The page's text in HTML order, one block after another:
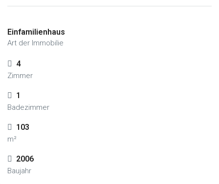
Einfamilienhaus
Art der Immobilie
4
Zimmer
1
Badezimmer
103
m²
2006
Baujahr